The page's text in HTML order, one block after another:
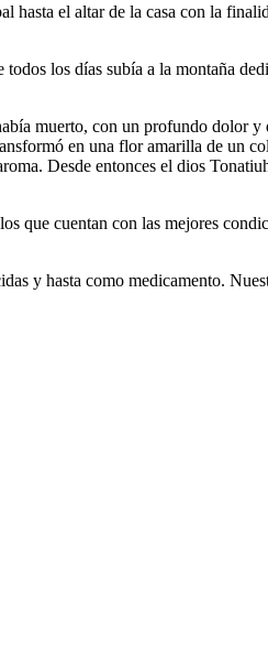
hasta el altar de la casa con la
los días subía a la montaña
muerto, con un profundo dolor
en una flor amarilla de un
Desde entonces el dios
que cuentan con las mejores
y hasta como medicamento.